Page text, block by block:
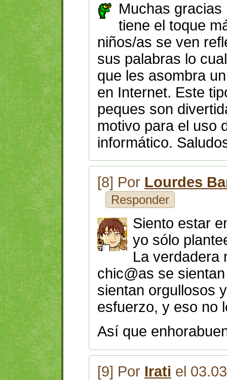
Muchas
tiene el toque
niños/as se ven
sus palabras lo
que les asombra
en Internet. Este
peques son
motivo para el uso
informático.
[8] Por Lourdes
Responder
Siento estar
yo sólo
La verdadera
chic@as se
sientan orgullosos
esfuerzo, y eso no
Así que
[9] Por Irati el